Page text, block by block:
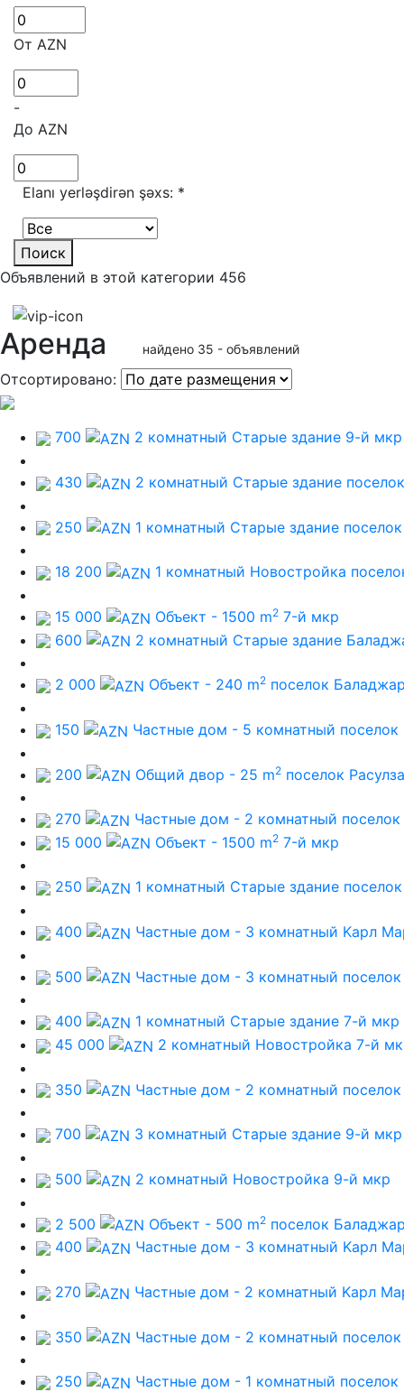
От AZN
-
До AZN
Elanı yerləşdirən şəxs: *
Поиск
Объявлений в этой категории 456
Аренда найдено 35 - объявлений
Отсортировано:
700 2 комнатный Старые здание 9-й мкр
430 2 комнатный Старые здание
250 1 комнатный Старые здание
18 200 1 комнатный Новостройка
15 000 Объект - 1500 m2 7-й мкр
600
2 комнатный Старые здание
2 000 Объект - 240 m2 поселок
150 Частные дом - 5 комнатный поселок
200 Общий двор - 25 m2 поселок
270 Частные дом - 2 комнатный
15 000
Объект - 1500 m2 7-й мкр
250 1 комнатный Старые здание
400 Частные дом - 3 комнатный Kарл
500 Частные дом - 3 комнатный
400 1 комнатный Старые здание 7-й мкр
45 000
2 комнатный Новостройка 7-й
350 Частные дом - 2 комнатный
700 3 комнатный Старые здание 9-й мкр
500 2 комнатный Новостройка 9-й мкр
2 500 Объект - 500 m2 поселок
400
Частные дом - 3 комнатный Kарл
270 Частные дом - 2 комнатный Kарл
350 Частные дом - 2 комнатный
250 Частные дом - 1 комнатный